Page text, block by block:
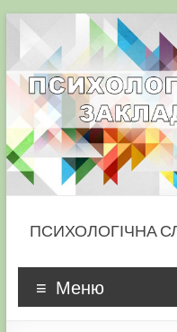
content
ПСИХОЛОГІЧНА
Меню